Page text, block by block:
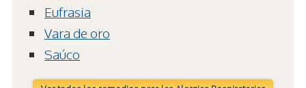
Eufrasia
Vara de oro
Saúco